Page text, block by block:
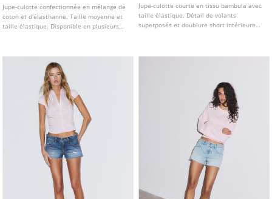
Jupe-culotte confectionnée en mélange de
coton et d'élasthanne. Taille moyenne et
taille élastique. Disponible en plusieurs
Jupe-culotte courte en tissu bambula avec
taille élastique. Détail de volants
superposés et doublure short intérieure